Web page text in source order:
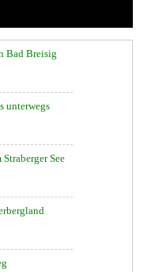
Bad Breisig
unterwegs
See